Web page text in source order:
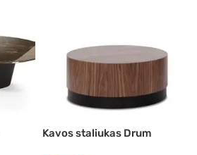
Kavos staliukas Drum